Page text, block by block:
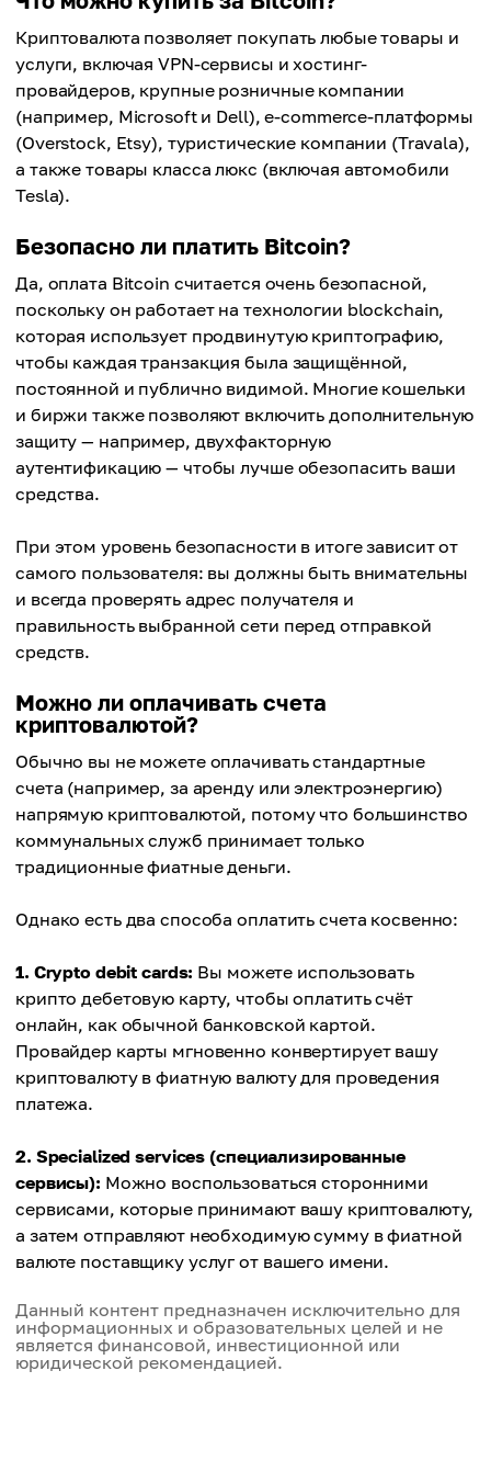
Криптовалюта позволяет покупать любые товары и
услуги, включая VPN-сервисы и хостинг-
провайдеров, крупные розничные компании
(например, Microsoft и Dell), e-commerce-платформы
(Overstock, Etsy), туристические компании (Travala),
а также товары класса люкс (включая автомобили
Tesla).
Безопасно ли платить Bitcoin?
Да, оплата Bitcoin считается очень безопасной,
поскольку он работает на технологии blockchain,
которая использует продвинутую криптографию,
чтобы каждая транзакция была защищённой,
постоянной и публично видимой. Многие кошельки
и биржи также позволяют включить дополнительную
защиту — например, двухфакторную
аутентификацию — чтобы лучше обезопасить ваши
средства.
При этом уровень безопасности в итоге зависит от
самого пользователя: вы должны быть внимательны
и всегда проверять адрес получателя и
правильность выбранной сети перед отправкой
средств.
Можно ли оплачивать счета
криптовалютой?
Обычно вы не можете оплачивать стандартные
счета (например, за аренду или электроэнергию)
напрямую криптовалютой, потому что большинство
коммунальных служб принимает только
традиционные фиатные деньги.
Однако есть два способа оплатить счета косвенно:
1. Crypto debit cards: Вы можете использовать
крипто дебетовую карту, чтобы оплатить счёт
онлайн, как обычной банковской картой.
Провайдер карты мгновенно конвертирует вашу
криптовалюту в фиатную валюту для проведения
платежа.
2. Specialized services (специализированные
сервисы): Можно воспользоваться сторонними
сервисами, которые принимают вашу криптовалюту,
а затем отправляют необходимую сумму в фиатной
валюте поставщику услуг от вашего имени.
Данный контент предназначен исключительно для
информационных и образовательных целей и не
является финансовой, инвестиционной или
юридической рекомендацией.